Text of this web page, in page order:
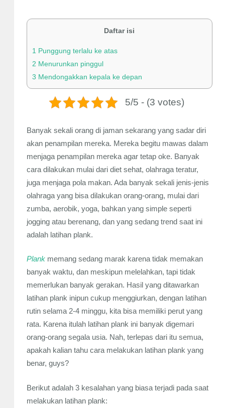
Daftar isi
1 Punggung terlalu ke atas
2 Menurunkan pinggul
3 Mendongakkan kepala ke depan
5/5 - (3 votes)
Banyak sekali orang di jaman sekarang yang sadar diri
akan penampilan mereka. Mereka begitu mawas dalam
menjaga penampilan mereka agar tetap oke. Banyak
cara dilakukan mulai dari diet sehat, olahraga teratur,
juga menjaga pola makan. Ada banyak sekali jenis-jenis
olahraga yang bisa dilakukan orang-orang, mulai dari
zumba, aerobik, yoga, bahkan yang simple seperti
jogging atau berenang, dan yang sedang trend saat ini
adalah latihan plank.
Plankmemang sedang marak karena tidak memakan
banyak waktu, dan meskipun melelahkan, tapi tidak
memerlukan banyak gerakan. Hasil yang ditawarkan
latihan plank inipun cukup menggiurkan, dengan latihan
rutin selama 2-4 minggu, kita bisa memiliki perut yang
rata. Karena itulah latihan plank ini banyak digemari
orang-orang segala usia. Nah, terlepas dari itu semua,
apakah kalian tahu cara melakukan latihan plank yang
benar, guys?
Berikut adalah 3 kesalahan yang biasa terjadi pada saat
melakukan latihan plank: